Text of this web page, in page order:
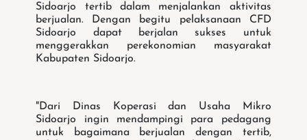
Sidoarjo tertib dalam menjalankan aktivitas
berjualan. Dengan begitu pelaksanaan CFD
Sidoarjo dapat berjalan sukses untuk
menggerakkan perekonomian masyarakat
Kabupaten Sidoarjo.
"Dari Dinas Koperasi dan Usaha Mikro
Sidoarjo ingin mendampingi para pedagang
untuk bagaimana berjualan dengan tertib,